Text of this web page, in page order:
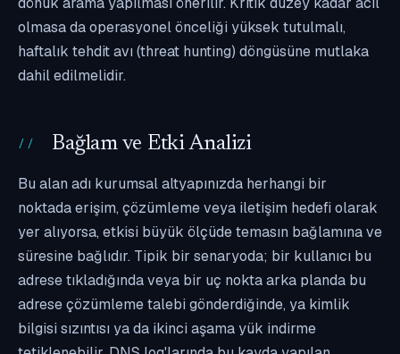
olmasa da operasyonel önceliği yüksek tutulmalı,
haftalık tehdit avı (threat hunting) döngüsüne mutlaka
dahil edilmelidir.
Bağlam ve Etki Analizi
Bu alan adı kurumsal altyapınızda herhangi bir
noktada erişim, çözümleme veya iletişim hedefi olarak
yer alıyorsa, etkisi büyük ölçüde temasın bağlamına ve
süresine bağlıdır. Tipik bir senaryoda; bir kullanıcı bu
adrese tıkladığında veya bir uç nokta arka planda bu
adrese çözümleme talebi gönderdiğinde, ya kimlik
bilgisi sızıntısı ya da ikinci aşama yük indirme